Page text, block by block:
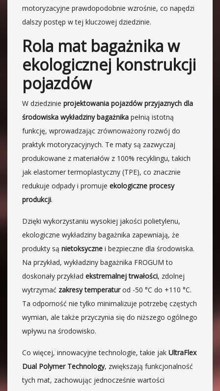
motoryzacyjne prawdopodobnie wzrośnie, co napędzi
dalszy postęp w tej kluczowej dziedzinie.
Rola mat bagażnika w
ekologicznej konstrukcji
pojazdów
W dziedzinie projektowania pojazdów przyjaznych dla
środowiska wykładziny bagażnika pełnią istotną
funkcję, wprowadzając zrównoważony rozwój do
praktyk motoryzacyjnych. Te maty są zazwyczaj
produkowane z materiałów z 100% recyklingu, takich
jak elastomer termoplastyczny (TPE), co znacznie
redukuje odpady i promuje ekologiczne procesy
produkcji.
Dzięki wykorzystaniu wysokiej jakości polietylenu,
ekologiczne wykładziny bagażnika zapewniają, że
produkty są nietoksyczne i bezpieczne dla środowiska.
Na przykład, wykładziny bagażnika FROGUM to
doskonały przykład ekstremalnej trwałości, zdolnej
wytrzymać zakresy temperaturod -50 °C do +110 °C.
Ta odporność nie tylko minimalizuje potrzebę częstych
wymian, ale także przyczynia się do niższego ogólnego
wpływu na środowisko.
Co więcej, innowacyjne technologie, takie jak UltraFlex
Dual Polymer Technology, zwiększają funkcjonalność
tych mat, zachowując jednocześnie wartości